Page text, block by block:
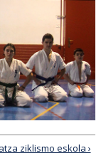
ziklismo eskola ›